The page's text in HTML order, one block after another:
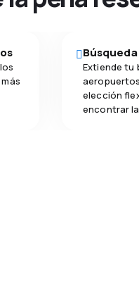
Extiende tu
elección
encontrar